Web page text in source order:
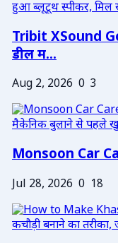
Tribit XSound
डील म...
Aug 2, 2026 0 3
Monsoon Car
Jul 28, 2026 0 18